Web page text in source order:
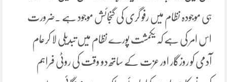
ہی موجودہ نظام میں رفو گری کی گنجائش موجود ہے ۔ضرورت
اس امر کی ہے کہ یکمشت پورے نظام میں تبدیلی لا کرعام
آدمی کو روزگار اور عزت کے ساتھ دو وقت کی روٹی فراہم